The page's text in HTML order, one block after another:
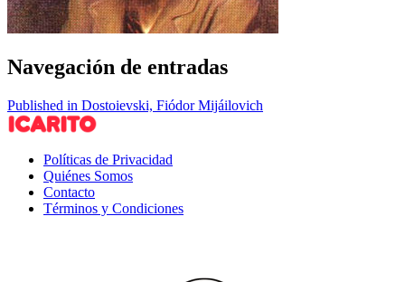
Navegación de entradas
Published in Dostoievski, Fiódor Mijáilovich
Políticas de Privacidad
Quiénes Somos
Contacto
Términos y Condiciones